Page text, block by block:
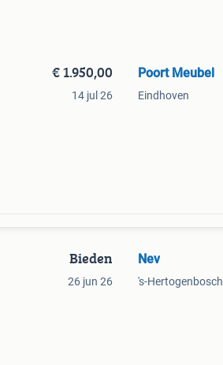
€ 1.950,00
14 jul 26
Poort Meubel
Eindhoven
Bieden
26 jun 26
Nev
's-Hertogenbosch